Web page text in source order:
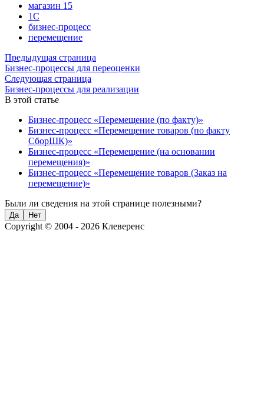
магазин 15
1С
бизнес-процесс
перемещение
Предыдущая страница
Бизнес-процессы для переоценки
Следующая страница
Бизнес-процессы для реализации
В этой статье
Бизнес-процесс «Перемещение (по факту)»
Бизнес-процесс «Перемещение товаров (по факту
СборШК)»
Бизнес-процесс «Перемещение (на основании
перемещения)»
Бизнес-процесс «Перемещение товаров (Заказ на
перемещение)»
Были ли сведения на этой странице полезными?
Да Нет
Copyright © 2004 - 2026 Клеверенс